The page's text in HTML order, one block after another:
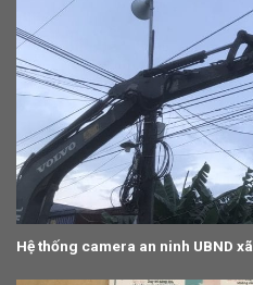
Hệ thống camera an ninh UBND xã